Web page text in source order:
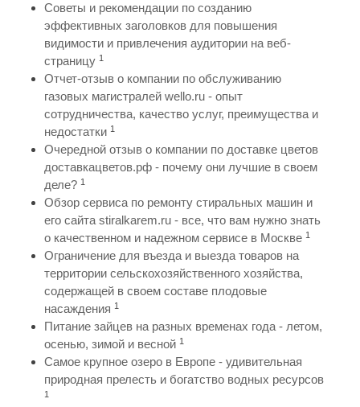
Советы и рекомендации по созданию
эффективных заголовков для повышения
видимости и привлечения аудитории на веб-
страницу 1
Отчет-отзыв о компании по обслуживанию
газовых магистралей wello.ru - опыт
сотрудничества, качество услуг, преимущества и
недостатки 1
Очередной отзыв о компании по доставке цветов
доставкацветов.рф - почему они лучшие в своем
деле? 1
Обзор сервиса по ремонту стиральных машин и
его сайта stiralkarem.ru - все, что вам нужно знать
о качественном и надежном сервисе в Москве 1
Ограничение для въезда и выезда товаров на
территории сельскохозяйственного хозяйства,
содержащей в своем составе плодовые
насаждения 1
Питание зайцев на разных временах года - летом,
осенью, зимой и весной 1
Самое крупное озеро в Европе - удивительная
природная прелесть и богатство водных ресурсов
1